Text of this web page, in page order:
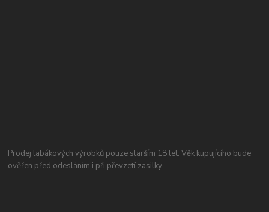
Prodej tabákových výrobků pouze starším 18 let. Věk kupujícího bude
ověřen před odesláním i při převzetí zasilky.